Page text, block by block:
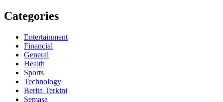
Categories
Entertainment
Financial
General
Health
Sports
Technology
Berita Terkini
Semasa